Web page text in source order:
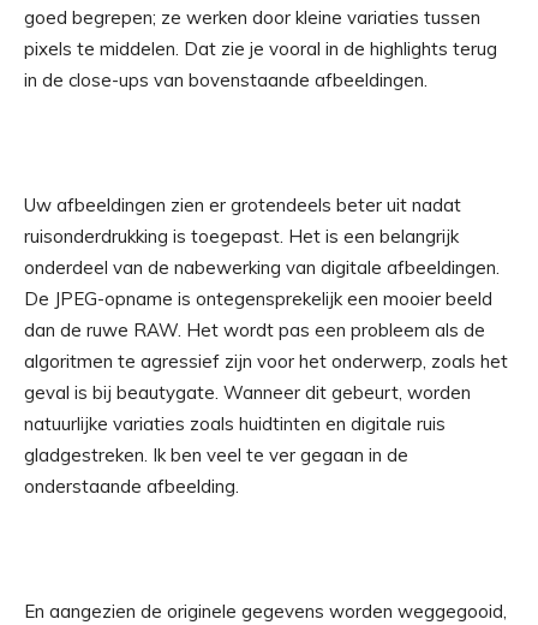
goed begrepen; ze werken door kleine variaties tussen
pixels te middelen. Dat zie je vooral in de highlights terug
in de close-ups van bovenstaande afbeeldingen.
Uw afbeeldingen zien er grotendeels beter uit nadat
ruisonderdrukking is toegepast. Het is een belangrijk
onderdeel van de nabewerking van digitale afbeeldingen.
De JPEG-opname is ontegensprekelijk een mooier beeld
dan de ruwe RAW. Het wordt pas een probleem als de
algoritmen te agressief zijn voor het onderwerp, zoals het
geval is bij beautygate. Wanneer dit gebeurt, worden
natuurlijke variaties zoals huidtinten en digitale ruis
gladgestreken. Ik ben veel te ver gegaan in de
onderstaande afbeelding.
En aangezien de originele gegevens worden weggegooid,